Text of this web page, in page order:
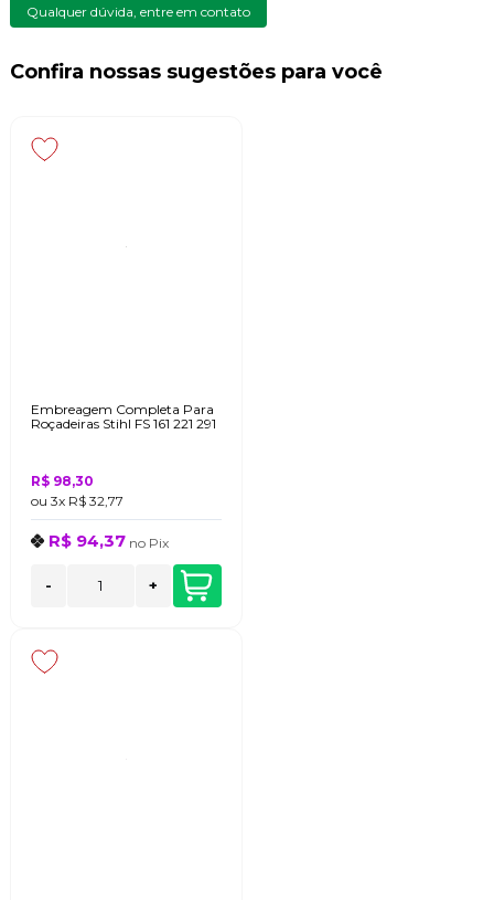
Qualquer dúvida, entre em contato
Confira nossas sugestões para você
Embreagem Completa Para
Roçadeiras Stihl FS 161 221 291
R$ 98,30
ou 3x R$ 32,77
R$ 94,37 no Pix
- +